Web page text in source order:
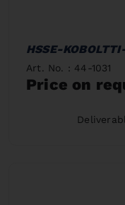
HSSE-
Art. No. : 44-1031
Price on